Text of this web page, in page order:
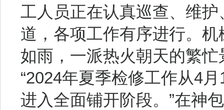
工人员正在认真巡查、维
道，各项工作有序进行。
如雨，一派热火朝天的繁忙
“2024年夏季检修工作从4
进入全面铺开阶段。”在神